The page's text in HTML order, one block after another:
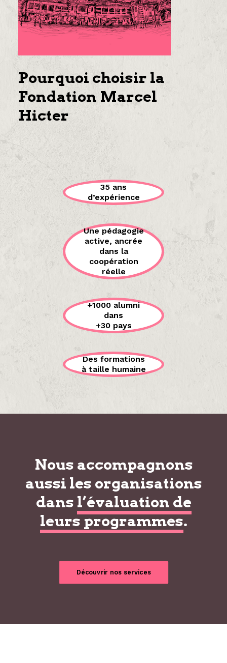
Pourquoi choisir la
Fondation Marcel
Hicter
35 ans
d’expérience
Une pédagogie
active, ancrée
dans la
coopération
réelle
+1000 alumni
dans
+30 pays
Des formations
à taille humaine
Nous accompagnons
aussi les organisations
dans l’évaluation de
leurs programmes.
Découvrir nos services